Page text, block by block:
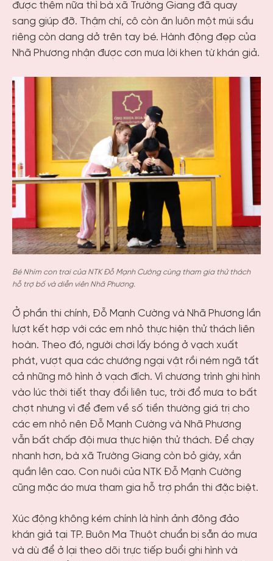
được thêm nữa thì bà xã Trường Giang đã quay
sang giúp đỡ. Thậm chí, cô còn ăn luôn một múi sầu
riêng còn dang dở trên tay bé. Hành động đẹp của
Nhã Phương nhận được cơn mưa lời khen từ khán giả.
Bé Nhím con trai của NTK Đỗ Mạnh Cường cùng tham gia thử thách
hỗ trợ bố và diễn viên Nhã Phương.
Ở phần thi chính, Đỗ Mạnh Cường và Nhã Phương lần
lượt kết hợp với các em nhỏ thực hiện thử thách liên
hoàn. Theo đó, người chơi lấy bóng ở vạch xuất
phát, vượt qua các chướng ngại vật rồi ném ngã tất
cả những mô hình ở vạch đích. Vì chương trình ghi hình
vào lúc thời tiết thay đổi liên tục, trời đổ mưa to bất
chợt nhưng vì để đem về số tiền thường giá trị cho
các em nhỏ nên Đỗ Mạnh Cường và Nhã Phương
vẫn bất chấp đội mưa thực hiện thử thách. Để chạy
nhanh hơn, bà xã Trường Giang còn bỏ giày, xắn
quần lên cao. Con nuôi của NTK Đỗ Mạnh Cường
cũng mặc áo mưa tham gia hỗ trợ phần thi đặc biệt.
Xúc động không kém chính là hình ảnh đông đảo
khán giả tại TP. Buôn Ma Thuột chuẩn bị sẵn áo mưa
và dù để ở lại theo dõi trực tiếp buổi ghi hình và